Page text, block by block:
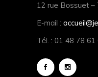
12 rue Bossuet –
E-mail :
Tél. : 01 48 78 61